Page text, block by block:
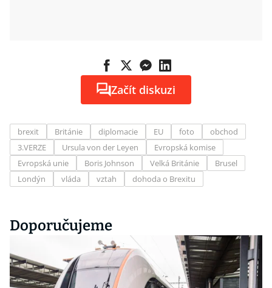
Začít diskuzi
brexit Británie diplomacie EU foto
obchod
3.VERZE
Ursula von der Leyen
Evropská komise
Evropská unie
Boris Johnson Velká Británie
Brusel
Londýn
vláda vztah dohoda o Brexitu
Doporučujeme